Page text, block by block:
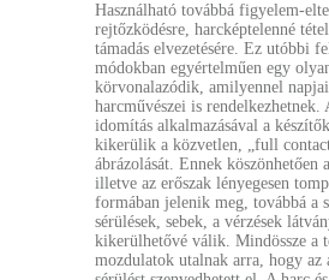
Használható továbbá figyelem-
rejtőzködésre, harcképtelenné
támadás elvezetésére. Ez utóbbi
módokban egyértelműen egy
körvonalazódik, amilyennel
harcművészei is rendelkezhetnek.
idomítás alkalmazásával a
kikerülik a közvetlen, „full
ábrázolását. Ennek köszönhetően
illetve az erőszak lényegesen
formában jelenik meg, továbbá a
sérülések, sebek, a vérzések
kikerülhetővé válik. Mindössze a
mozdulatok utalnak arra, hogy az